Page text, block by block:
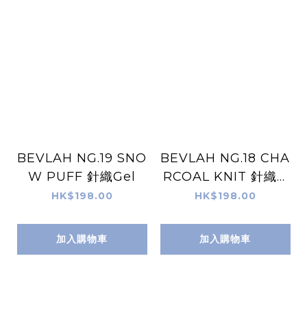
BEVLAH NG.19 SNO
W PUFF 針織Gel
HK$198.00
加入購物車
BEVLAH NG.18 CHA
RCOAL KNIT 針織G
el
HK$198.00
加入購物車